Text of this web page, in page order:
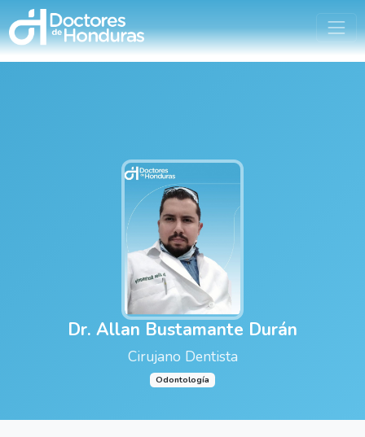
Dr. Allan Bustamante Durán
Cirujano Dentista
Odontología